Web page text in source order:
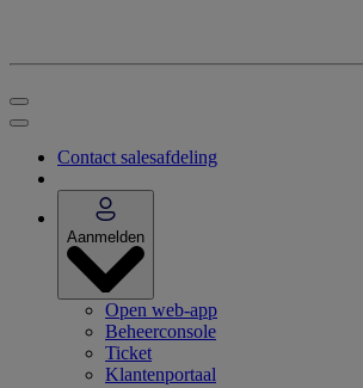
Contact salesafdeling
Aanmelden
Open web-app
Beheerconsole
Ticket
Klantenportaal